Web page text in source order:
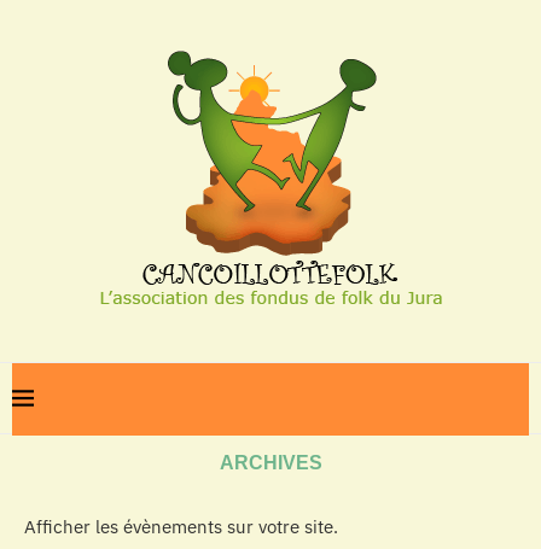
ARCHIVES
Afficher les évènements sur votre site.